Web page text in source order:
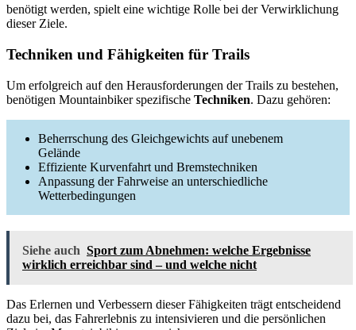
benötigt werden, spielt eine wichtige Rolle bei der Verwirklichung
dieser Ziele.
Techniken und Fähigkeiten für Trails
Um erfolgreich auf den Herausforderungen der Trails zu bestehen,
benötigen Mountainbiker spezifische Techniken. Dazu gehören:
Beherrschung des Gleichgewichts auf unebenem
Gelände
Effiziente Kurvenfahrt und Bremstechniken
Anpassung der Fahrweise an unterschiedliche
Wetterbedingungen
Siehe auch Sport zum Abnehmen: welche Ergebnisse
wirklich erreichbar sind – und welche nicht
Das Erlernen und Verbessern dieser Fähigkeiten trägt entscheidend
dazu bei, das Fahrerlebnis zu intensivieren und die persönlichen